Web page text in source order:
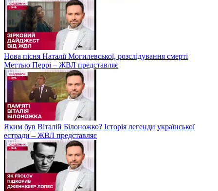
Нова пісня Наталії Могилевської, розслідування смерті
Меттью Перрі – ЖВЛ представляє
Яким був Віталій Білоножко? Історія легенди української
естради – ЖВЛ представляє